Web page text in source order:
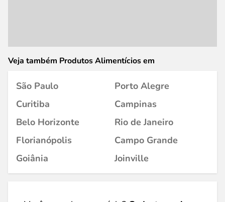
Veja também Produtos Alimentícios em
São Paulo
Porto Alegre
Curitiba
Campinas
Belo Horizonte
Rio de Janeiro
Florianópolis
Campo Grande
Goiânia
Joinville